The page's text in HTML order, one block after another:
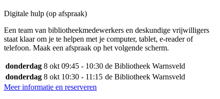
Digitale hulp (op afspraak)
Een team van bibliotheekmedewerkers en deskundige vrijwilligers
staat klaar om je te helpen met je computer, tablet, e-reader of
telefoon. Maak een afspraak op het volgende scherm.
donderdag 8 okt 09:45 - 10:30 de Bibliotheek Warnsveld
donderdag 8 okt 10:30 - 11:15 de Bibliotheek Warnsveld
Meer informatie en reserveren